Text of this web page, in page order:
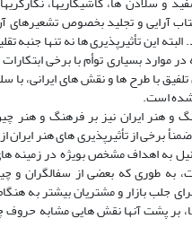
آرایی و تجلید بخصوص تشعیرهای
این تأثیرپذیری ها نه تنها جنبه
موارد بسیاری توأم با برخی
با طرح ها و نقش های ایرانی، با
شده است.
و هنر ایران نیز بر فرهنگ و هنر
برخی از تأثیرپذیری های هنر ایران
به اهداف مشخص بویژه در زمینه
به طوری که بعضی از سفالگران و
جلب بازار و مشتریان بیشتر به
بر پشت آنها نقش هایی مشابه